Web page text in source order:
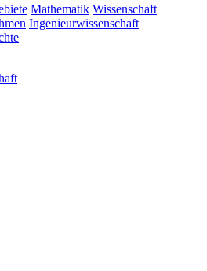
Mathematik Wissenschaft
Ingenieurwissenschaft